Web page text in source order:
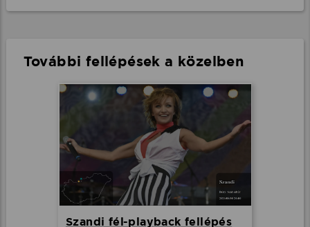
További fellépések a közelben
Szandi fél-playback fellépés